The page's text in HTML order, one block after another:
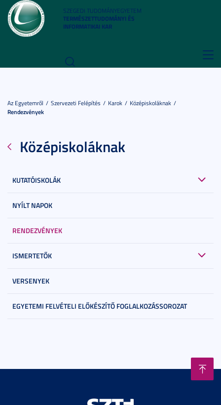
SZEGEDI TUDOMÁNYEGYETEM
TERMÉSZETTUDOMÁNYI ÉS
INFORMATIKAI KAR
Az Egyetemről Szervezeti Felépítés Karok
Középiskoláknak
Rendezvények
Középiskoláknak
KUTATÓISKOLÁK
NYÍLT NAPOK
RENDEZVÉNYEK
ISMERTETŐK
VERSENYEK
EGYETEMI FELVÉTELI ELŐKÉSZÍTŐ FOGLALKOZÁSSOROZAT